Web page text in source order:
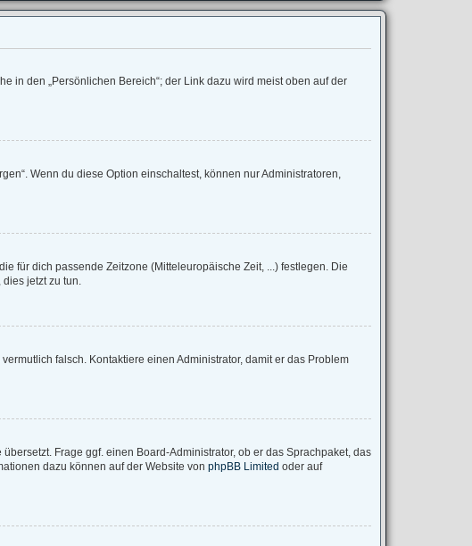
in den „Persönlichen Bereich“; der Link dazu wird meist oben auf der
Wenn du diese Option einschaltest, können nur Administratoren,
für dich passende Zeitzone (Mitteleuropäische Zeit, ...) festlegen. Die
jetzt zu tun.
falsch. Kontaktiere einen Administrator, damit er das Problem
Frage ggf. einen Board-Administrator, ob er das Sprachpaket, das
dazu können auf der Website von phpBB Limited oder auf